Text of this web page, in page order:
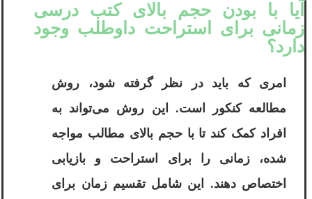
آیا با بودن حجم بالای کتب درسی
زمانی برای استراحت داوطلب وجود
دارد؟
امری که باید در نظر گرفته شود، روش
مطالعه کنکور است. این روش می‌تواند به
افراد کمک کند تا با حجم بالای مطالب مواجه
شده، زمانی را برای استراحت و بازیابی
اختصاص دهند. این شامل تقسیم زمان برای